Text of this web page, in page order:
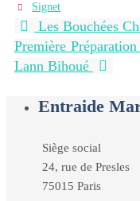
Signet.
Les Bouchées
Première
Lann Bihoué
Entraide
Siège social
24, rue de Presles
75015 Paris